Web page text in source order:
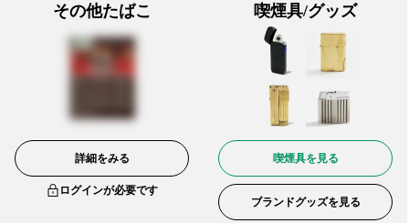
その他たばこ
詳細をみる
ログインが必要です
喫煙具/グッズ
喫煙具を見る
ブランドグッズを見る